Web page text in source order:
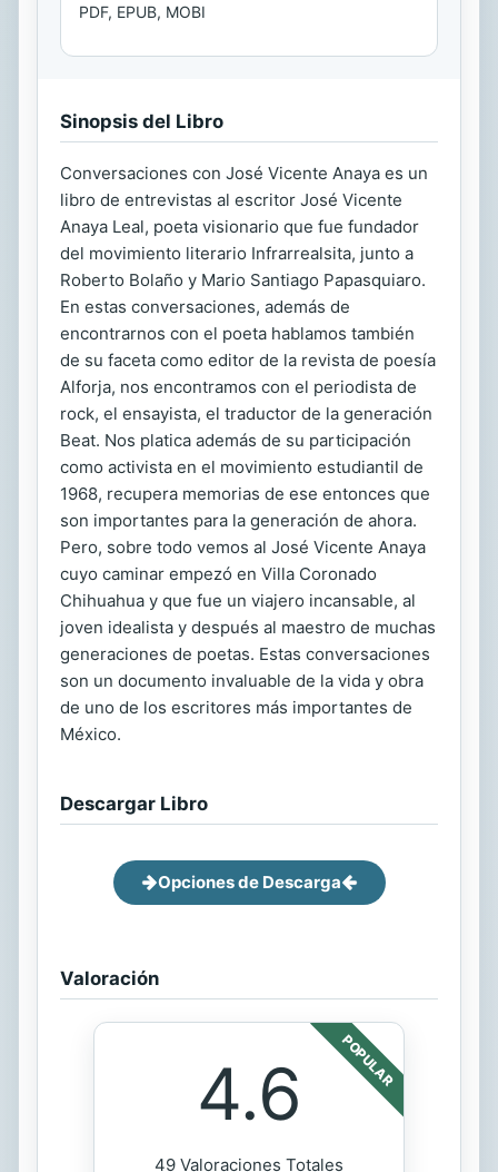
PDF, EPUB, MOBI
Sinopsis del Libro
Conversaciones con José Vicente Anaya es un
libro de entrevistas al escritor José Vicente
Anaya Leal, poeta visionario que fue fundador
del movimiento literario Infrarrealsita, junto a
Roberto Bolaño y Mario Santiago Papasquiaro.
En estas conversaciones, además de
encontrarnos con el poeta hablamos también
de su faceta como editor de la revista de poesía
Alforja, nos encontramos con el periodista de
rock, el ensayista, el traductor de la generación
Beat. Nos platica además de su participación
como activista en el movimiento estudiantil de
1968, recupera memorias de ese entonces que
son importantes para la generación de ahora.
Pero, sobre todo vemos al José Vicente Anaya
cuyo caminar empezó en Villa Coronado
Chihuahua y que fue un viajero incansable, al
joven idealista y después al maestro de muchas
generaciones de poetas. Estas conversaciones
son un documento invaluable de la vida y obra
de uno de los escritores más importantes de
México.
Descargar Libro
Opciones de Descarga
Valoración
POPULAR
4.6
49 Valoraciones Totales